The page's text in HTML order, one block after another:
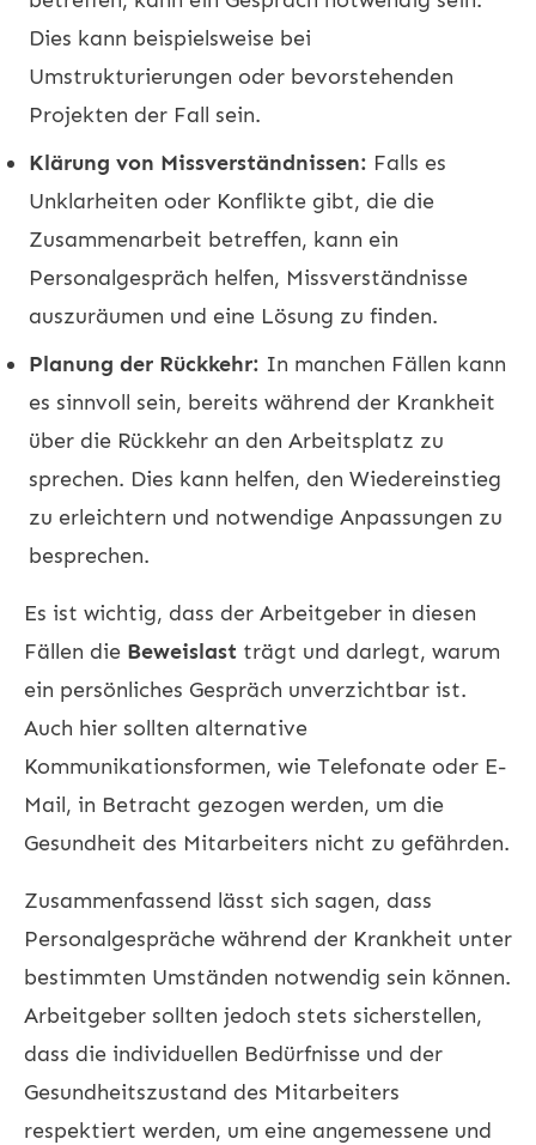
Dies kann beispielsweise bei
Umstrukturierungen oder bevorstehenden
Projekten der Fall sein.
Klärung von Missverständnissen: Falls es
Unklarheiten oder Konflikte gibt, die die
Zusammenarbeit betreffen, kann ein
Personalgespräch helfen, Missverständnisse
auszuräumen und eine Lösung zu finden.
Planung der Rückkehr: In manchen Fällen kann
es sinnvoll sein, bereits während der Krankheit
über die Rückkehr an den Arbeitsplatz zu
sprechen. Dies kann helfen, den Wiedereinstieg
zu erleichtern und notwendige Anpassungen zu
besprechen.
Es ist wichtig, dass der Arbeitgeber in diesen
Fällen die Beweislast trägt und darlegt, warum
ein persönliches Gespräch unverzichtbar ist.
Auch hier sollten alternative
Kommunikationsformen, wie Telefonate oder E-
Mail, in Betracht gezogen werden, um die
Gesundheit des Mitarbeiters nicht zu gefährden.
Zusammenfassend lässt sich sagen, dass
Personalgespräche während der Krankheit unter
bestimmten Umständen notwendig sein können.
Arbeitgeber sollten jedoch stets sicherstellen,
dass die individuellen Bedürfnisse und der
Gesundheitszustand des Mitarbeiters
respektiert werden, um eine angemessene und